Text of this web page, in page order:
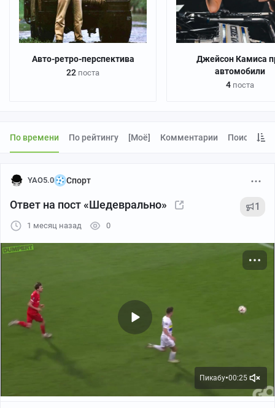
Авто-ретро-перспектива
22 поста
Джейсон Камиса
автомобили
4 поста
По времени По рейтингу [моё] Комментарии Поиск
YAO5.0 Спорт
Ответ на пост «Шедеврально» 1
1 месяц назад 0
Пикабу●00:25